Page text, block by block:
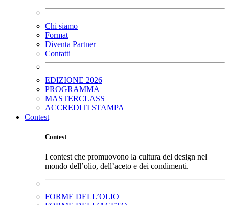
Chi siamo
Format
Diventa Partner
Contatti
EDIZIONE 2026
PROGRAMMA
MASTERCLASS
ACCREDITI STAMPA
Contest
Contest
I contest che promuovono la cultura del design nel
mondo dell’olio, dell’aceto e dei condimenti.
FORME DELL’OLIO